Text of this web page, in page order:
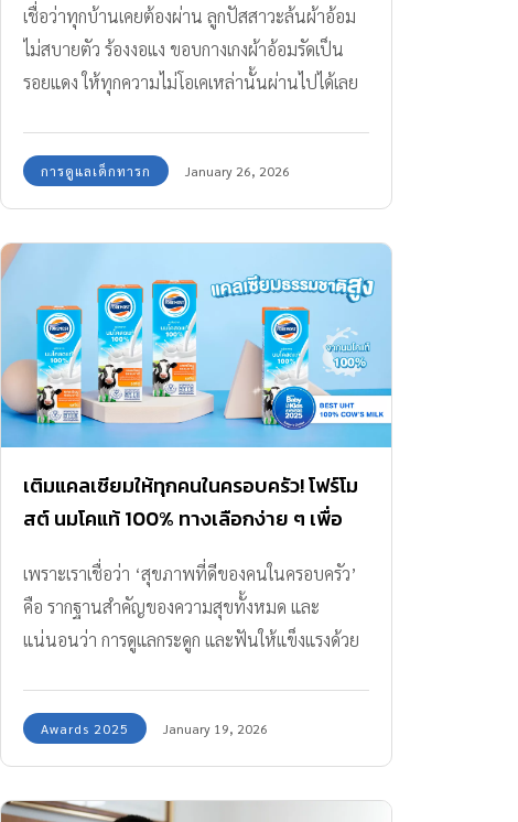
เฝ้าระวังดังนี้ อายุของคุณแม่: การตั้งครรภ์ในช่วง
อายุน้อยกว่า […]
การไว้วางใจและการยอมรับ (Trust &
Acceptance) เป็นสิ่งสำคัญ การให้ลูกได้ช่วยเหลือ
ตัวเอง ได้ทำกิจกรรมตามวัย โดยมีพ่อแม่สอนหรือ
ตามวัย รู้จักการแก้ปัญหาแม้ในเรื่องเล็กๆอย่าง การ
อยากกดชักโครกเอง หรือหยิบช้อนทานอาหารเอง
ให้พวกเขาได้ภูมิใจที่สามารถทำได้ด้วยตัวเอง 3-5
ปี […]
เชื่อว่าทุกบ้านเคยต้องผ่าน ลูกปัสสาวะล้นผ้าอ้อม
ไม่สบายตัว ร้องงอแง ขอบกางเกงผ้าอ้อมรัดเป็น
รอยแดง ให้ทุกความไม่โอเคเหล่านั้นผ่านไปได้เลย
ต้องมีติดบ้าน เพราะผ้าอ้อมที่อ่อนโยน ซึมซับได้ดี
ไม่รบกวนการเคลื่อนไหว จะเป็นตัวช่วยให้ทั้งลูก
และพ่อแม่สบายใจได้ในทุกสถานการณ์ เพราะ
BabyLove DayNight Pants พัฒนาจากความ
เข้าใจในชีวิตจริงที่แม่ๆต้องเจอ จึงใส่ใจทั้งความ
สบาย ความคุ้มค่า และการใช้งานที่ง่าย ที่สำคัญเรา
ว่า BabyLove DayNight Pants เป็นผ้าอ้อมที่น่า
รักกก เพราะมีลายโดราเอมอน! บ้านไหนเป็นสาวก
หุ่นยนต์แมวเหมือนเรา ต้องถูกใจแน่นอน และยัง
ออกแบบมาเพื่อให้ลูกน้อยสวมใส่สบายในทุกช่วงวัย
และตอบโจทย์การใช้งานได้ดีทั้งกลางวันและกลาง
DayNight Pants สบายในทุกการ
เคลื่อนไหว ไม่ว่าอิริยาบทไหน ทั้งตอนที่ลูกเริ่ม
พลิกตัว คลาน จนถึงเริ่มเดิน ทุกความสนุกสนาน
เคลื่อนไหว แต่ช่วยให้ลูกได้เป็นตัวของตัวเองแบบ
สุดๆ สนุกให้สุด ด้วยการออกแบบที่บาง เบา และคง
Active Diamond Sheet […]
การดูแลเด็กทารก January 26, 2026
เติมแคลเซียมให้ทุกคนในครอบครัว! โฟร์โม
สต์ นมโคแท้ 100% ทางเลือกง่าย ๆ เพื่อ
สุขภาพที่ดีในทุกวัน
เพราะเราเชื่อว่า ‘สุขภาพที่ดีของคนในครอบครัว’
คือ รากฐานสำคัญของความสุขทั้งหมด และ
แน่นอนว่า การดูแลกระดูก และฟันให้แข็งแรงด้วย
เป็นแหล่งแคลเซียมชั้นยอด แต่ในยุคที่เต็มไปด้วย
ความเร่งรีบ เราจะแน่ใจได้อย่างไร ว่านมที่เราเลือก
นั้นเป็น นมโคแท้ 100% ที่อัดแน่นด้วยคุณค่าจาก
Awards 2025 January 19, 2026